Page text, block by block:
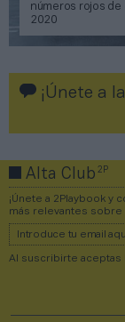
números rojos de
2020
¡Únete a
Alta Club2P
¡Únete a 2Playbook
más relevantes
Al suscribirte aceptas